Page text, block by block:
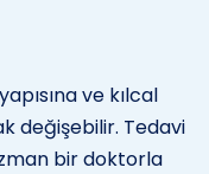
ve kılcal
değişebilir. Tedavi
bir doktorla